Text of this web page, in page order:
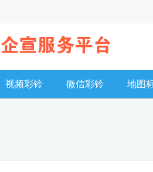
视频彩铃 微信彩铃 地图